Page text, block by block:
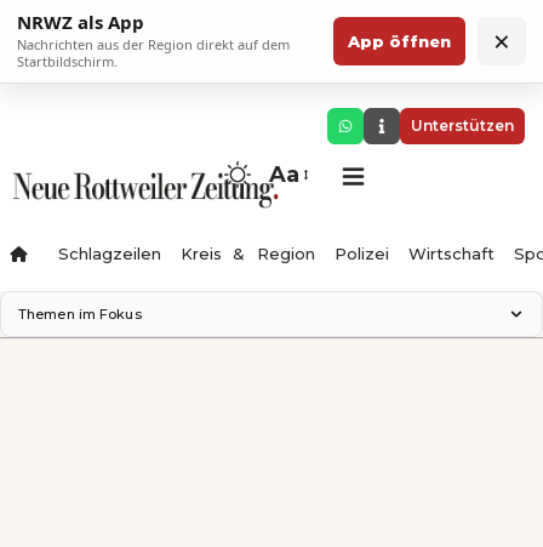
NRWZ als App
Nachrichten aus der Region direkt auf dem
Startbildschirm.
App öffnen ×
Unterstützen
Aa
Schlagzeilen Kreis & Region Polizei Wirtschaft
Themen im Fokus